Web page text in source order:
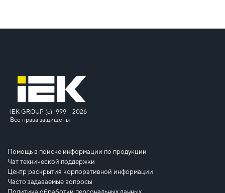
IEK GROUP (c) 1999 – 2026
Все права защищены
Помощь в поиске информации по продукции
Чат технической поддержки
Центр раскрытия корпоративной информации
Часто задаваемые вопросы